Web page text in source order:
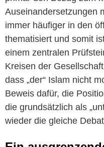
Auseinandersetzungen
immer häufiger in den
thematisiert und somit
einem zentralen
Kreisen der
dass „der“ Islam nicht
Beweis dafür, die
die grundsätzlich als
wieder die gleiche